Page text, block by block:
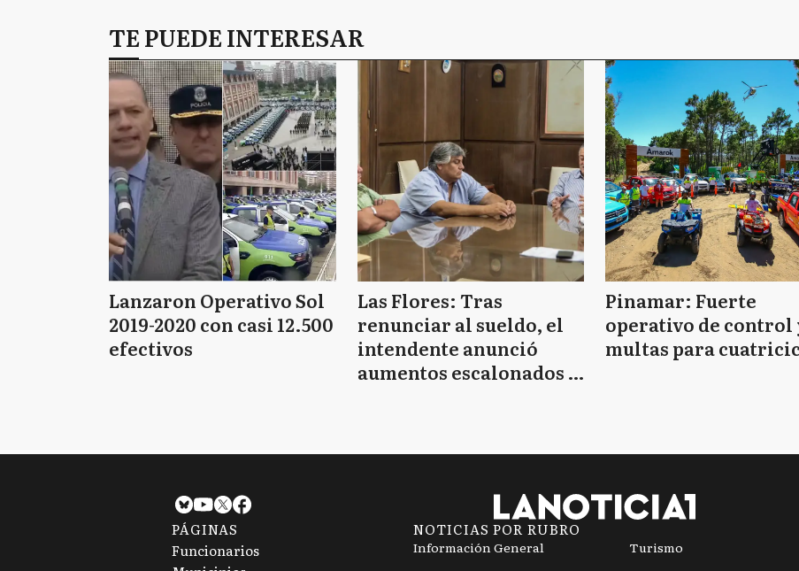
TE PUEDE INTERESAR
Lanzaron Operativo Sol
2019-2020 con casi 12.500
efectivos
Las Flores: Tras
renunciar al sueldo, el
intendente anunció
aumentos escalonados y
Pinamar: Fuerte
operativo de control
multas para
PÁGINAS
Funcionarios
NOTICIAS POR RUBRO
Información General
Turismo